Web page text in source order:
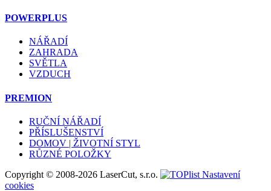
POWERPLUS
NÁŘADÍ
ZAHRADA
SVĚTLA
VZDUCH
PREMION
RUČNÍ NÁŘADÍ
PŘÍSLUŠENSTVÍ
DOMOV | ŽIVOTNÍ STYL
RŮZNÉ POLOŽKY
Copyright © 2008-2026 LaserCut, s.r.o.
Nastavení
cookies